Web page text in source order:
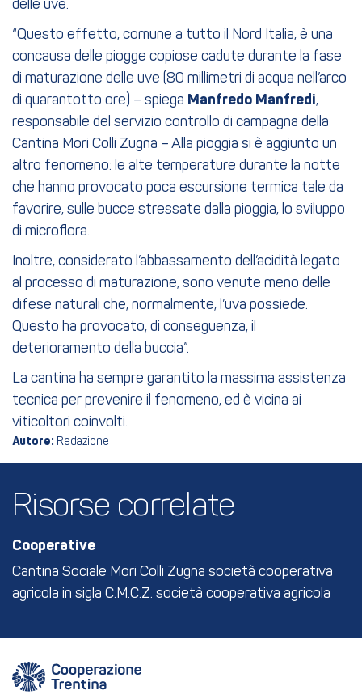
delle uve.
“Questo effetto, comune a tutto il Nord Italia, è una
concausa delle piogge copiose cadute durante la fase
di maturazione delle uve (80 millimetri di acqua nell’arco
di quarantotto ore) – spiega Manfredo Manfredi,
responsabile del servizio controllo di campagna della
Cantina Mori Colli Zugna – Alla pioggia si è aggiunto un
altro fenomeno: le alte temperature durante la notte
che hanno provocato poca escursione termica tale da
favorire, sulle bucce stressate dalla pioggia, lo sviluppo
di microflora.
Inoltre, considerato l’abbassamento dell’acidità legato
al processo di maturazione, sono venute meno delle
difese naturali che, normalmente, l’uva possiede.
Questo ha provocato, di conseguenza, il
deterioramento della buccia”.
La cantina ha sempre garantito la massima assistenza
tecnica per prevenire il fenomeno, ed è vicina ai
viticoltori coinvolti.
Autore: Redazione
Risorse correlate
Cooperative
Cantina Sociale Mori Colli Zugna società cooperativa
agricola in sigla C.M.C.Z. società cooperativa agricola